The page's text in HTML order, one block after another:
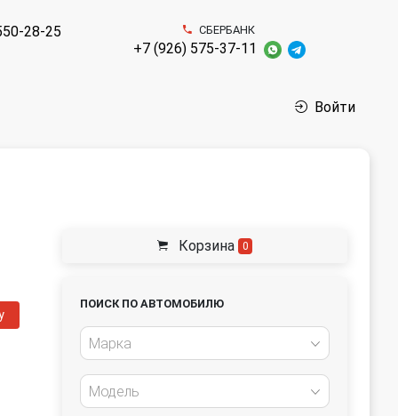
28-25 СБЕРБАНК
+7 (926) 575-37-11
Войти
Корзина 0
ПОИСК ПО АВТОМОБИЛЮ
Марка
Модель